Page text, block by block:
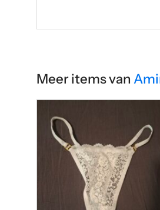
Meer items van